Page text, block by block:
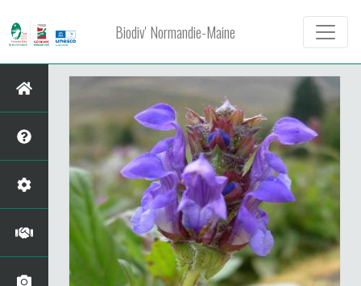
Biodiv' Normandie-Maine